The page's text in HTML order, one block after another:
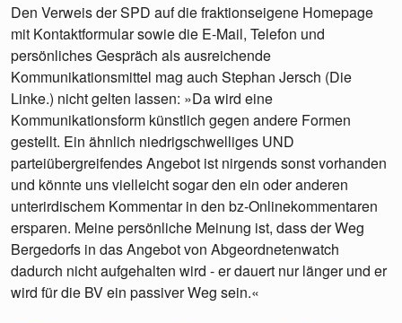
Den Verweis der SPD auf die fraktionseigene Homepage
mit Kontaktformular sowie die E-Mail, Telefon und
persönliches Gespräch als ausreichende
Kommunikationsmittel mag auch Stephan Jersch (Die
Linke.) nicht gelten lassen: »Da wird eine
Kommunikationsform künstlich gegen andere Formen
gestellt. Ein ähnlich niedrigschwelliges UND
parteiübergreifendes Angebot ist nirgends sonst vorhanden
und könnte uns vielleicht sogar den ein oder anderen
unterirdischem Kommentar in den bz-Onlinekommentaren
ersparen. Meine persönliche Meinung ist, dass der Weg
Bergedorfs in das Angebot von Abgeordnetenwatch
dadurch nicht aufgehalten wird - er dauert nur länger und er
wird für die BV ein passiver Weg sein.«